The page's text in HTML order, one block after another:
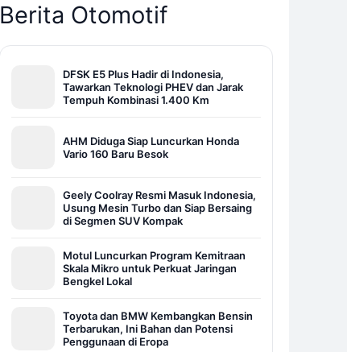
Berita Otomotif
DFSK E5 Plus Hadir di Indonesia,
Tawarkan Teknologi PHEV dan Jarak
Tempuh Kombinasi 1.400 Km
AHM Diduga Siap Luncurkan Honda
Vario 160 Baru Besok
Geely Coolray Resmi Masuk Indonesia,
Usung Mesin Turbo dan Siap Bersaing
di Segmen SUV Kompak
Motul Luncurkan Program Kemitraan
Skala Mikro untuk Perkuat Jaringan
Bengkel Lokal
Toyota dan BMW Kembangkan Bensin
Terbarukan, Ini Bahan dan Potensi
Penggunaan di Eropa